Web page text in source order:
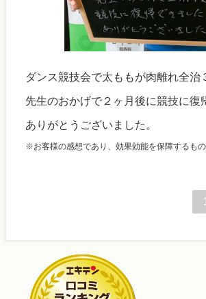
ダンス競技会で太ももが肉離れ全治
先生のおかげで２ヶ月後に競技に復
ありがとうございました。
※お客様の感想であり、効果効能を保障するもの